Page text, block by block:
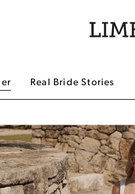
Real Bride Stories